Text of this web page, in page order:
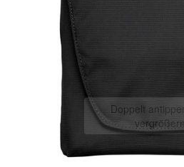
Doppelt
vergrößern